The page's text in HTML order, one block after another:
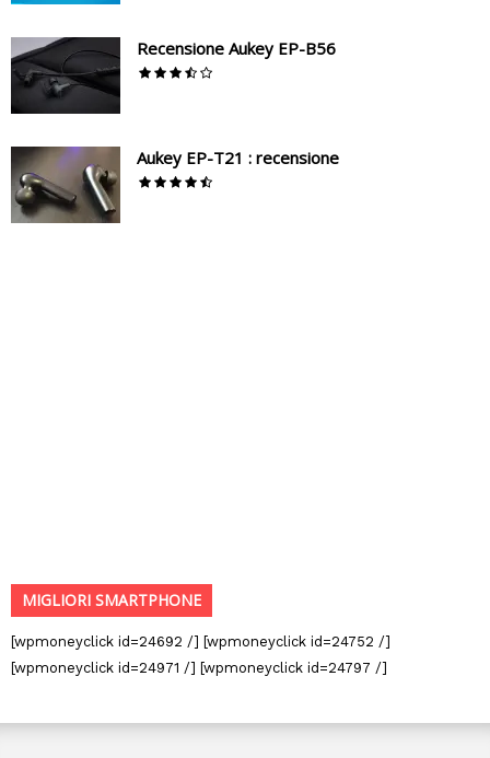
Recensione Aukey EP-B56
Aukey EP-T21 : recensione
MIGLIORI SMARTPHONE
[wpmoneyclick id=24692 /] [wpmoneyclick id=24752 /]
[wpmoneyclick id=24971 /] [wpmoneyclick id=24797 /]